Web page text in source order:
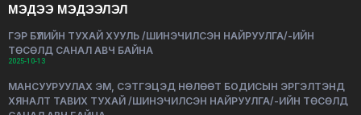
МЭДЭЭ МЭДЭЭЛЭЛ
ГЭР БҮЛИЙН ТУХАЙ ХУУЛЬ /ШИНЭЧИЛСЭН НАЙРУУЛГА/-ИЙН
ТӨСӨЛД САНАЛ АВЧ БАЙНА
2025-10-13
МАНСУУРУУЛАХ ЭМ, СЭТГЭЦЭД НӨЛӨӨТ БОДИСЫН ЭРГЭЛТЭНД
ХЯНАЛТ ТАВИХ ТУХАЙ /ШИНЭЧИЛСЭН НАЙРУУЛГА/-ИЙН ТӨСӨЛД